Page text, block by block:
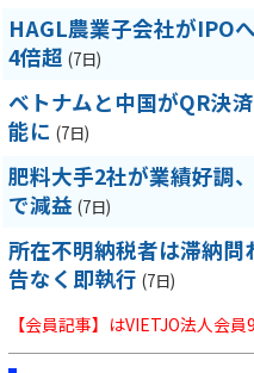
HAGL農業子会社がIPO
4倍超 (7日)
ベトナムと中国がQR決
能に (7日)
肥料大手2社が業績好調
で減益 (7日)
所在不明納税者は滞納
告なく即執行 (7日)
【会員記事】はVIETJO法人会